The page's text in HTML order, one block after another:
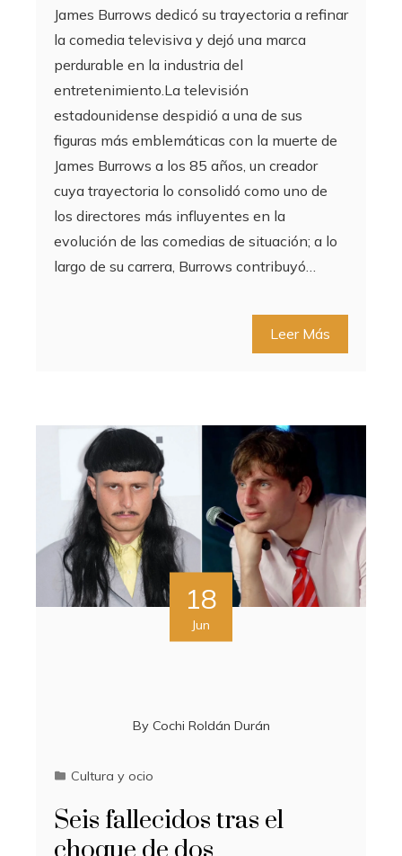
James Burrows dedicó su trayectoria a refinar
la comedia televisiva y dejó una marca
perdurable en la industria del
entretenimiento.La televisión
estadounidense despidió a una de sus
figuras más emblemáticas con la muerte de
James Burrows a los 85 años, un creador
cuya trayectoria lo consolidó como uno de
los directores más influyentes en la
evolución de las comedias de situación; a lo
largo de su carrera, Burrows contribuyó…
Leer Más
18
Jun
By Cochi Roldán Durán
Cultura y ocio
Seis fallecidos tras el